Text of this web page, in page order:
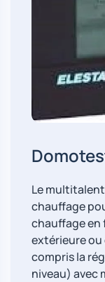
Le
chauffage
chauffage
extérieure ou
compris la
niveau) avec